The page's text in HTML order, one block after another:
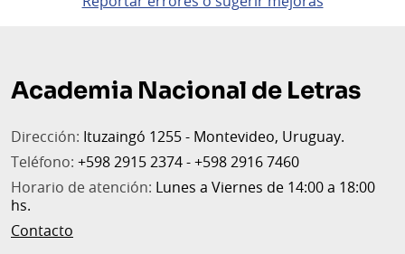
de
página
Academia Nacional de Letras
Dirección: Ituzaingó 1255 - Montevideo, Uruguay.
Teléfono: +598 2915 2374 - +598 2916 7460
Horario de atención: Lunes a Viernes de 14:00 a 18:00
hs.
Contacto